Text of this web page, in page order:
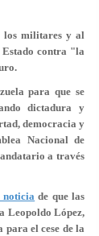
los militares y al
Estado contra "la
para que se
dictadura y
democracia y
Nacional de
a través
noticia de que las
Leopoldo López,
el cese de la